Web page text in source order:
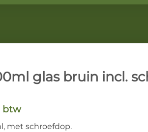
glas bruin incl.
btw
met schroefdop.